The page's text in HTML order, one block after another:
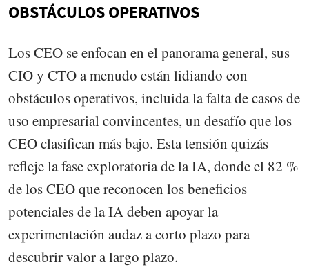
OBSTÁCULOS OPERATIVOS
Los CEO se enfocan en el panorama general, sus
CIO y CTO a menudo están lidiando con
obstáculos operativos, incluida la falta de casos de
uso empresarial convincentes, un desafío que los
CEO clasifican más bajo. Esta tensión quizás
refleje la fase exploratoria de la IA, donde el 82 %
de los CEO que reconocen los beneficios
potenciales de la IA deben apoyar la
experimentación audaz a corto plazo para
descubrir valor a largo plazo.